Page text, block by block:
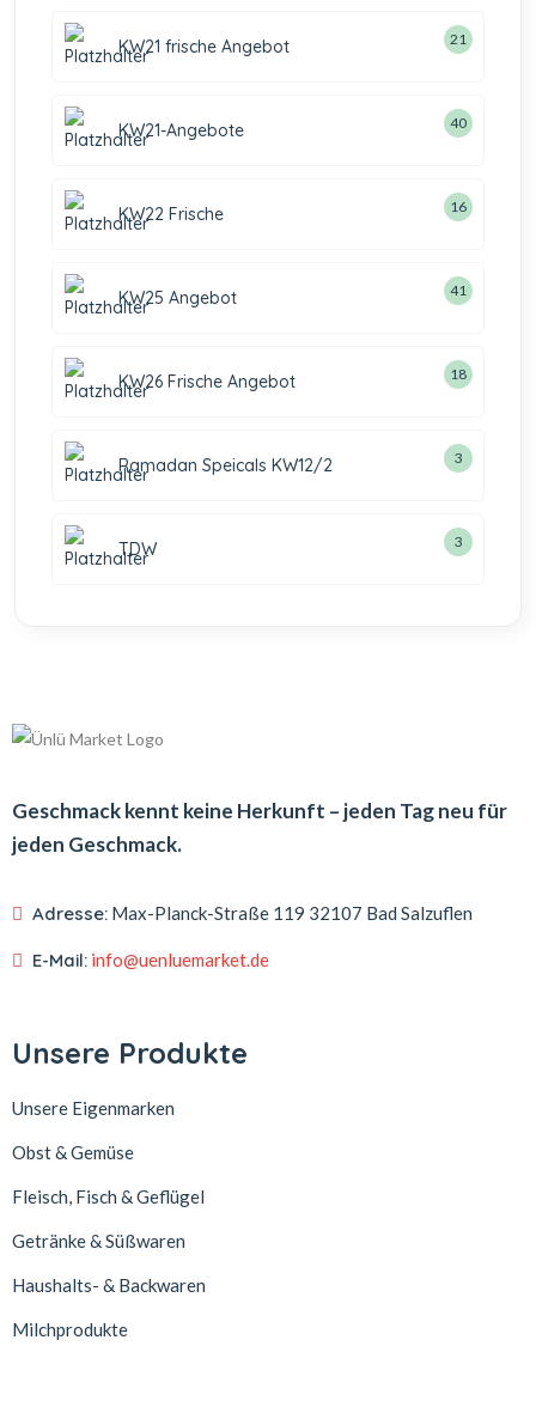
KW21 frische Angebot 21
KW21-Angebote 40
KW22 Frische 16
KW25 Angebot 41
KW26 Frische Angebot 18
Ramadan Speicals KW12/2 3
TDW 3
Geschmack kennt keine Herkunft – jeden Tag neu für
jeden Geschmack.
Adresse: Max-Planck-Straße 119 32107 Bad Salzuflen
E-Mail: info@uenluemarket.de
Unsere Produkte
Unsere Eigenmarken
Obst & Gemüse
Fleisch, Fisch & Geflügel
Getränke & Süßwaren
Haushalts- & Backwaren
Milchprodukte